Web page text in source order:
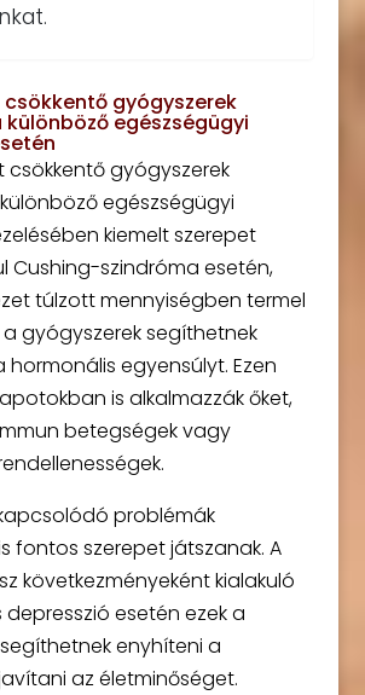
gyógyszerek
egészségügyi
csökkentő gyógyszerek
egészségügyi
kiemelt szerepet
Cushing-szindróma esetén,
túlzott mennyiségben termel
a gyógyszerek segíthetnek
hormonális egyensúlyt. Ezen
is alkalmazzák őket,
betegségek vagy
problémák
fontos szerepet játszanak. A
következményeként kialakuló
esetén ezek a
enyhíteni a
az életminőséget.